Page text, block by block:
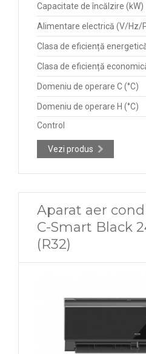
Capacitate de încălzire (kW)
Alimentare electrică (V/Hz/
Clasa de eficiență
Clasa de eficiență
Domeniu de operare C (°C)
Domeniu de operare H (°C)
Control
Vezi produs
Aparat aer
C-Smart Black
(R32)